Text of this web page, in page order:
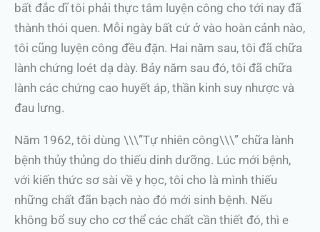
bất đắc dĩ tôi phải thực tâm luyện công cho tới nay đã
thành thói quen. Mỗi ngày bất cứ ở vào hoàn cảnh nào,
tôi cũng luyện công đều đặn. Hai năm sau, tôi đã chữa
lành chứng loét dạ dày. Bảy năm sau đó, tôi đã chữa
lành các chứng cao huyết áp, thần kinh suy nhược và
đau lưng.
Năm 1962, tôi dùng \\\”Tự nhiên công\\\” chữa lành
bệnh thủy thủng do thiếu dinh dưỡng. Lúc mới bệnh,
với kiến thức sơ sài về y học, tôi cho là mình thiếu
những chất đãn bạch nào đó mới sinh bệnh. Nếu
không bổ suy cho cơ thể các chất cần thiết đó, thì e